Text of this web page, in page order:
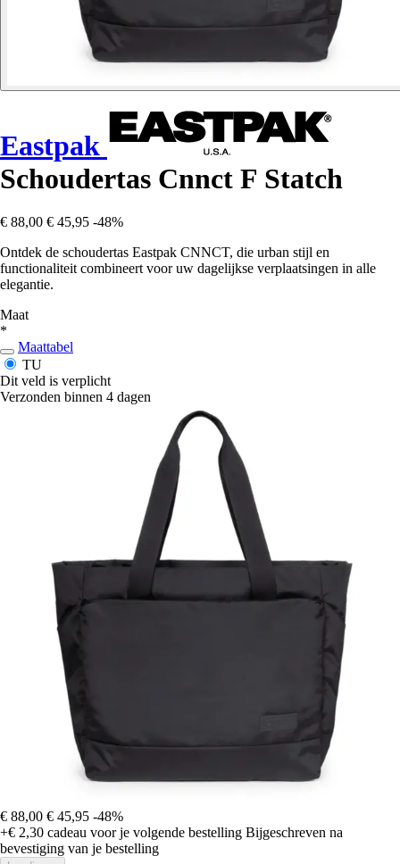
Eastpak
Schoudertas Cnnct F Statch
€ 88,00 € 45,95 -48%
Ontdek de schoudertas Eastpak CNNCT, die urban stijl en
functionaliteit combineert voor uw dagelijkse verplaatsingen in alle
elegantie.
Maat
*
Maattabel
TU
Dit veld is verplicht
Verzonden binnen 4 dagen
€ 88,00 € 45,95 -48%
+€ 2,30 cadeau voor je volgende bestelling Bijgeschreven na
bevestiging van je bestelling